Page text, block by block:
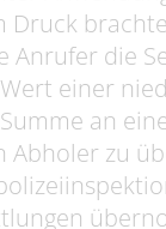
Druck
Anrufer die
einer
an
Abholer zu